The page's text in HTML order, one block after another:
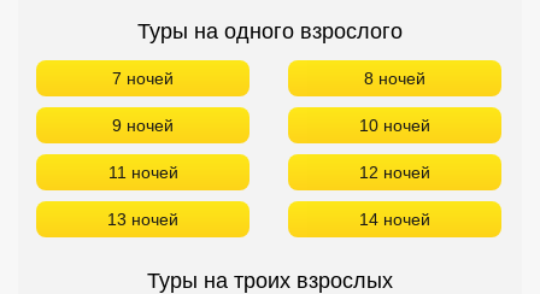
Туры на одного взрослого
7 ночей 8 ночей
9 ночей 10 ночей
11 ночей 12 ночей
13 ночей 14 ночей
Туры на троих взрослых